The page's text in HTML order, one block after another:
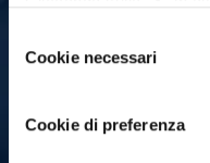
cookie diversi da quelli
personalizzare le Sue
diversi da quelli
“Accetta selezionati”.
delCookie necessari
Cookie di preferenza